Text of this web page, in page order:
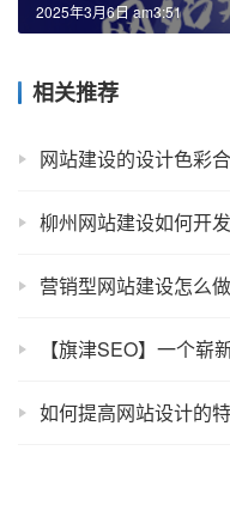
2025年3月6日 am3:51
相关推荐
网站建设的设计色彩
柳州网站建设如何开
营销型网站建设怎么
【旗津SEO】一个
如何提高网站设计的